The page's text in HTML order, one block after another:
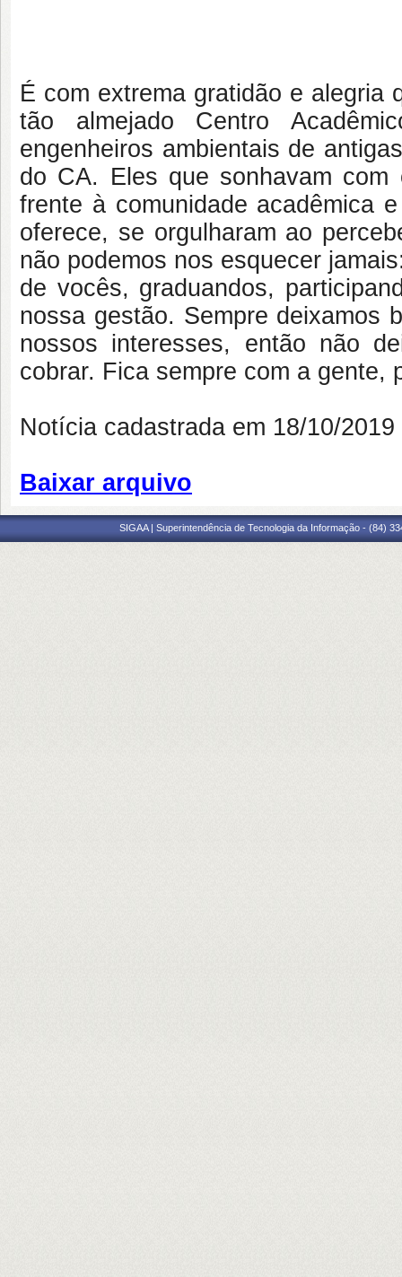
É com extrema gratidão e alegria
tão almejado Centro
engenheiros ambientais de
do CA. Eles que sonhavam com
frente à comunidade acadêmica
oferece, se orgulharam ao
não podemos nos esquecer
de vocês, graduandos,
nossa gestão. Sempre deixamos
nossos interesses, então não
cobrar. Fica sempre com a
Notícia cadastrada em 18/10/
Baixar arquivo
SIGAA | Superintendência de Tecnologia da Informação - (84)